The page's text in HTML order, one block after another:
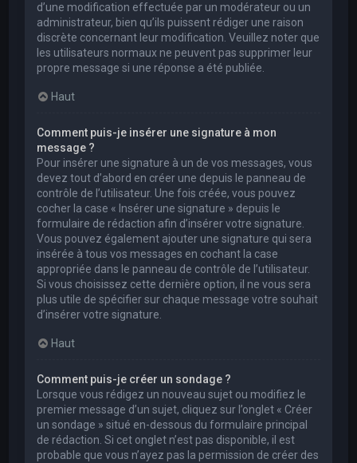
d’une modification effectuée par un modérateur ou un
administrateur, bien qu’ils puissent rédiger une raison
discrète concernant leur modification. Veuillez noter que
les utilisateurs normaux ne peuvent pas supprimer leur
propre message si une réponse a été publiée.
Haut
Comment puis-je insérer une signature à mon
message ?
Pour insérer une signature à un de vos messages, vous
devez tout d’abord en créer une depuis le panneau de
contrôle de l’utilisateur. Une fois créée, vous pouvez
cocher la case « Insérer une signature » depuis le
formulaire de rédaction afin d’insérer votre signature.
Vous pouvez également ajouter une signature qui sera
insérée à tous vos messages en cochant la case
appropriée dans le panneau de contrôle de l’utilisateur.
Si vous choisissez cette dernière option, il ne vous sera
plus utile de spécifier sur chaque message votre souhait
d’insérer votre signature.
Haut
Comment puis-je créer un sondage ?
Lorsque vous rédigez un nouveau sujet ou modifiez le
premier message d’un sujet, cliquez sur l’onglet « Créer
un sondage » situé en-dessous du formulaire principal
de rédaction. Si cet onglet n’est pas disponible, il est
probable que vous n’ayez pas la permission de créer des